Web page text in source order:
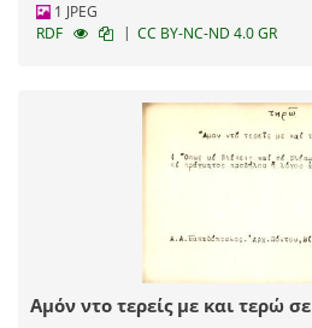
1 JPEG
RDF
| CC BY-NC-ND 4.0 GR
Αμόν ντο τερείς με και τερώ σε